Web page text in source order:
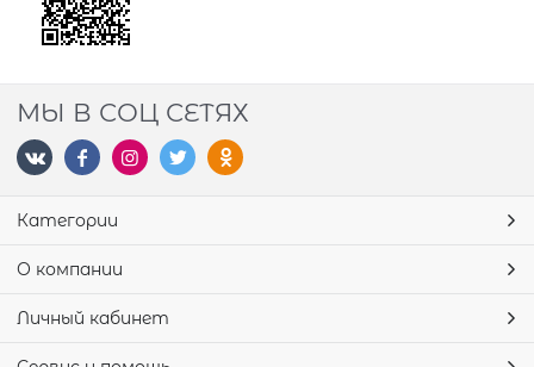
МЫ В СОЦ СЕТЯХ
Категории
О компании
Личный кабинет